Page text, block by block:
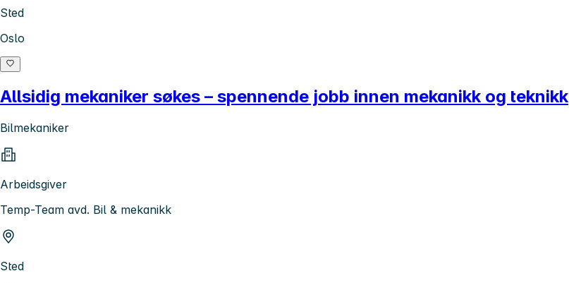
Sted
Oslo
Allsidig mekaniker søkes – spennende jobb innen mekanikk og teknikk
Bilmekaniker
Arbeidsgiver
Temp-Team avd. Bil & mekanikk
Sted